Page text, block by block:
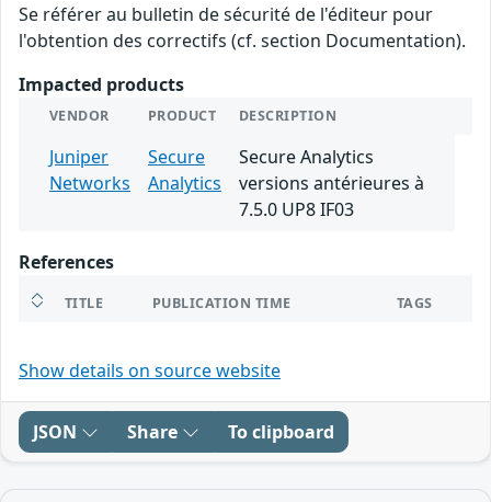
Se référer au bulletin de sécurité de l'éditeur pour
l'obtention des correctifs (cf. section Documentation).
Impacted products
VENDOR PRODUCT DESCRIPTION
Juniper
Networks
Secure
Analytics
Secure Analytics
versions antérieures à
7.5.0 UP8 IF03
References
TITLE PUBLICATION TIME TAGS
Show details on source website
JSON Share To clipboard